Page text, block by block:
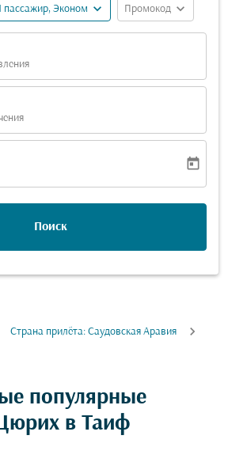
пассажир, Эконом expand_more Промокод expand_more
aria-label
today
Поиск
Cтрана прилёта: Саудовская Аравия
популярные
в Таиф
свой маршрут